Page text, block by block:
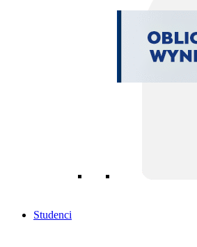
Studenci